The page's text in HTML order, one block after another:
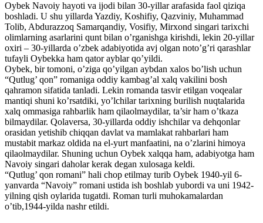
Oybek Navoiy hayoti va ijodi bilan 30-yillar arafasida faol qiziqa
boshladi. U shu yillarda Yazdiy, Koshifiy, Qazviniy, Muhammad
Tolib, Abdurazzoq Samarqandiy, Vosifiy, Mirxond singari tarixchi
olimlarning asarlarini qunt bilan o’rganishga kirishdi, lekin 20-yillar
oxiri – 30-yillarda o’zbek adabiyotida avj olgan noto’g’ri qarashlar
tufayli Oybekka ham qator ayblar qo’yildi.
Oybek, bir tomoni, o’ziga qo’yilgan aybdan xalos bo’lish uchun
“Qutlug’ qon” romaniga oddiy kambag’al xalq vakilini bosh
qahramon sifatida tanladi. Lekin romanda tasvir etilgan voqealar
mantiqi shuni ko’rsatdiki, yo’lchilar tarixning burilish nuqtalarida
xalq ommasiga rahbarlik ham qilaolmaydilar, ta’sir ham o’tkaza
bilmaydilar. Qolaversa, 30-yillarda oddiy ishchilar va dehqonlar
orasidan yetishib chiqqan davlat va mamlakat rahbarlari ham
mustabit markaz oldida na el-yurt manfaatini, na o’zlarini himoya
qilaolmaydilar. Shuning uchun Oybek xalqqa ham, adabiyotga ham
Navoiy singari daholar kerak degan xulosaga keldi.
“Qutlug’ qon romani” hali chop etilmay turib Oybek 1940-yil 6-
yanvarda “Navoiy” romani ustida ish boshlab yubordi va uni 1942-
yilning qish oylarida tugatdi. Roman turli muhokamalardan
o’tib,1944-yilda nashr etildi.